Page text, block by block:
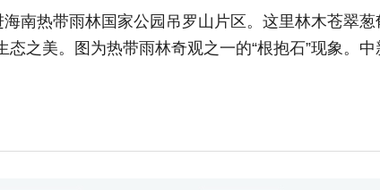
热带雨林国家公园吊罗山片区。这里林木苍翠葱
之美。图为热带雨林奇观之一的“根抱石”现象。